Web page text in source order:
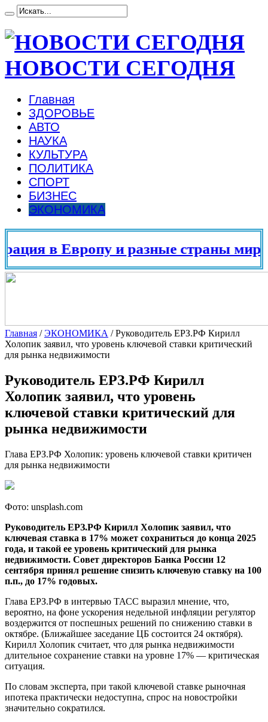
НОВОСТИ СЕГОДНЯ
Главная
ЗДОРОВЬЕ
АВТО
НАУКА
КУЛЬТУРА
ПОЛИТИКА
СПОРТ
БИЗНЕС
ЭКОНОМИКА
в Европу и разные страны мира в
Главная /ЭКОНОМИКА /Руководитель ЕРЗ.РФ Кирилл
Холопик заявил, что уровень ключевой ставки критический
для рынка недвижимости
Руководитель ЕРЗ.РФ Кирилл
Холопик заявил, что уровень
ключевой ставки критический для
рынка недвижимости
Глава ЕРЗ.РФ Холопик: уровень ключевой ставки критичен
для рынка недвижимости
Фото: unsplash.com
Руководитель ЕРЗ.РФ Кирилл Холопик заявил, что
ключевая ставка в 17% может сохраниться до конца 2025
года, и такой ее уровень критический для рынка
недвижимости. Совет директоров Банка России 12
сентября принял решение снизить ключевую ставку на 100
п.п., до 17% годовых.
Глава ЕРЗ.РФ в интервью ТАСС выразил мнение, что,
вероятно, на фоне ускорения недельной инфляции регулятор
воздержится от поспешных решений по снижению ставки в
октябре. (Ближайшее заседание ЦБ состоится 24 октября).
Кирилл Холопик считает, что для рынка недвижимости
длительное сохранение ставки на уровне 17% — критическая
ситуация.
По словам эксперта, при такой ключевой ставке рыночная
ипотека практически недоступна, спрос на новостройки
значительно сократился.